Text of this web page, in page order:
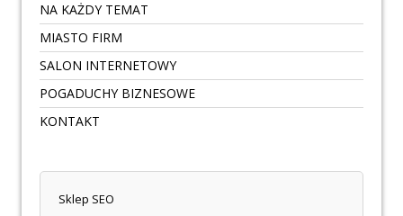
NA KAŻDY TEMAT
MIASTO FIRM
SALON INTERNETOWY
POGADUCHY BIZNESOWE
KONTAKT
Sklep SEO